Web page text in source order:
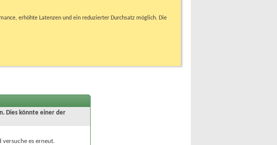
erhöhte Latenzen und ein reduzierter Durchsatz möglich. Die
Dies könnte einer der
versuche es erneut.